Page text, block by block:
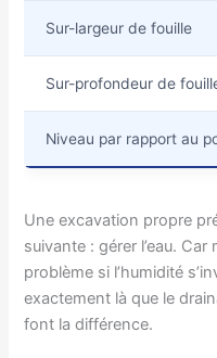
Sur-largeur de fouille
Sur-profondeur de
Niveau par rapport au
Une excavation propre
suivante : gérer l’eau.
problème si l’humidité
exactement là que le
font la différence.